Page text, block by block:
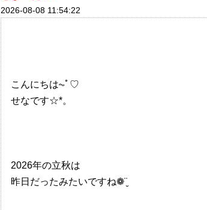
2026-08-08 11:54:22
こんにちは⏦ﾟ♡
せなです☆*。
2026年の立秋は
昨日だったみたいですね❁¨̮